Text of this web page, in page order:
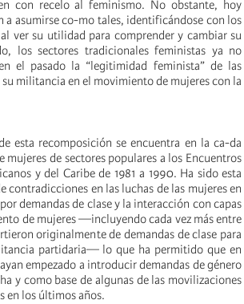
con recelo al feminismo. No obstante, hoy
a asumirse co-mo tales, identificándose con los
ver su utilidad para comprender y cambiar su
los sectores tradicionales feministas ya no
el pasado la “legitimidad feminista” de las
militancia en el movimiento de mujeres con la
esta recomposición se encuentra en la ca-da
mujeres de sectores populares a los Encuentros
y del Caribe de 1981 a 1990. Ha sido esta
contradicciones en las luchas de las mujeres en
demandas de clase y la interacción con capas
de mujeres —incluyendo cada vez más entre
originalmente de demandas de clase para
partidaria— lo que ha permitido que en
empezado a introducir demandas de género
y como base de algunas de las movilizaciones
en los últimos años.